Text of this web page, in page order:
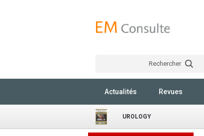
Rechercher
Actualités Revues
UROLOGY